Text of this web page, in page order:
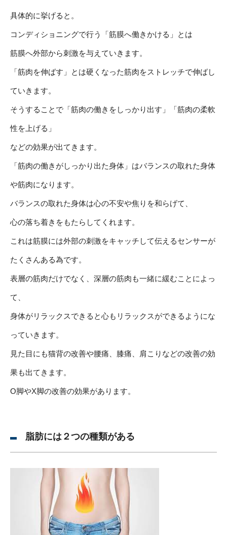
具体的に挙げると。
コンディショニングで行う「筋膜へ働きかける」とは
筋膜へ外部から刺激を与えていきます。
「筋肉を伸ばす」とは硬くなった筋肉をストレッチで伸ばし
ていきます。
そうすることで「筋肉の働きをしっかり出す」「筋肉の柔軟
性を上げる」
などの効果が出てきます。
「筋肉の働きがしっかり出た身体」はバランスの取れた身体
や筋肉になります。
バランスの取れた身体は心の不安や焦りを和らげて、
心の落ち着きをもたらしてくれます。
これは筋膜には外部の刺激をキャッチして伝えるセンサーが
たくさんある為です。
表層の筋肉だけでなく、深層の筋肉も一緒に緩むことによっ
て、
身体がリラックスできると心もリラックスができるようにな
っていきます。
見た目にも猫背の改善や腰痛、膝痛、肩こりなどの改善の効
果も出てきます。
O脚やX脚の改善の効果があります。
脂肪には２つの種類がある